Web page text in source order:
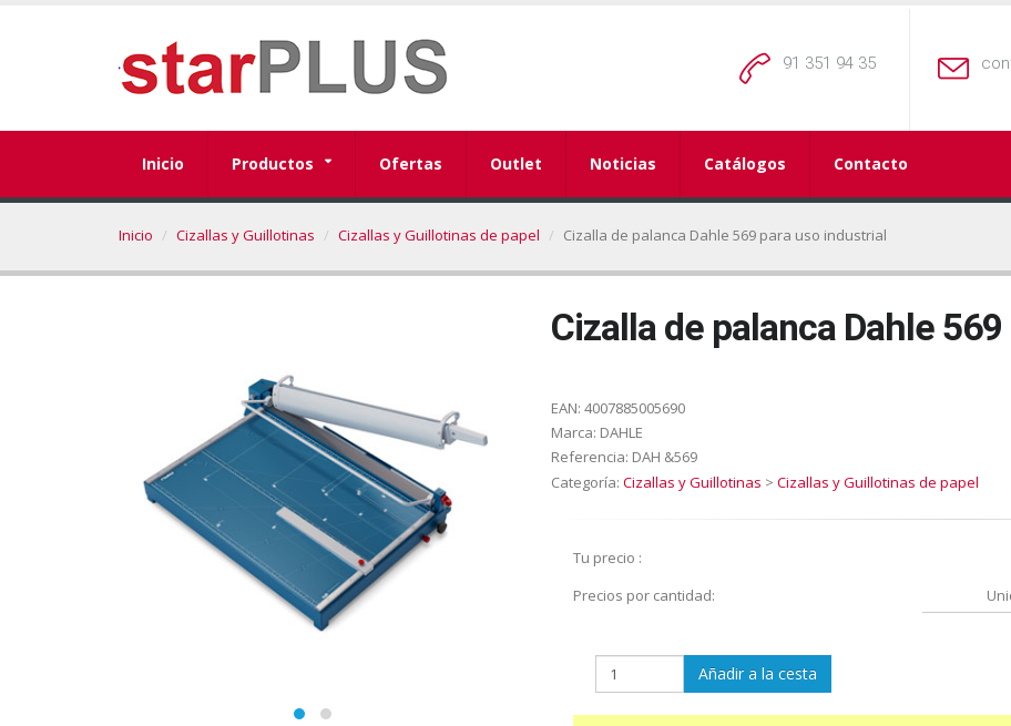
91 351 94 35
Inicio Productos Ofertas Outlet Noticias Catálogos Contacto
Inicio Cizallas y Guillotinas Cizallas y Guillotinas de papel Cizalla de palanca Dahle 569 para uso industrial
Cizalla de palanca Dahle
EAN: 4007885005690
Marca: DAHLE
Referencia: DAH &569
Categoría: Cizallas y Guillotinas > Cizallas y Guillotinas de papel
Tu precio :
Precios por cantidad:
Añadir a la cesta